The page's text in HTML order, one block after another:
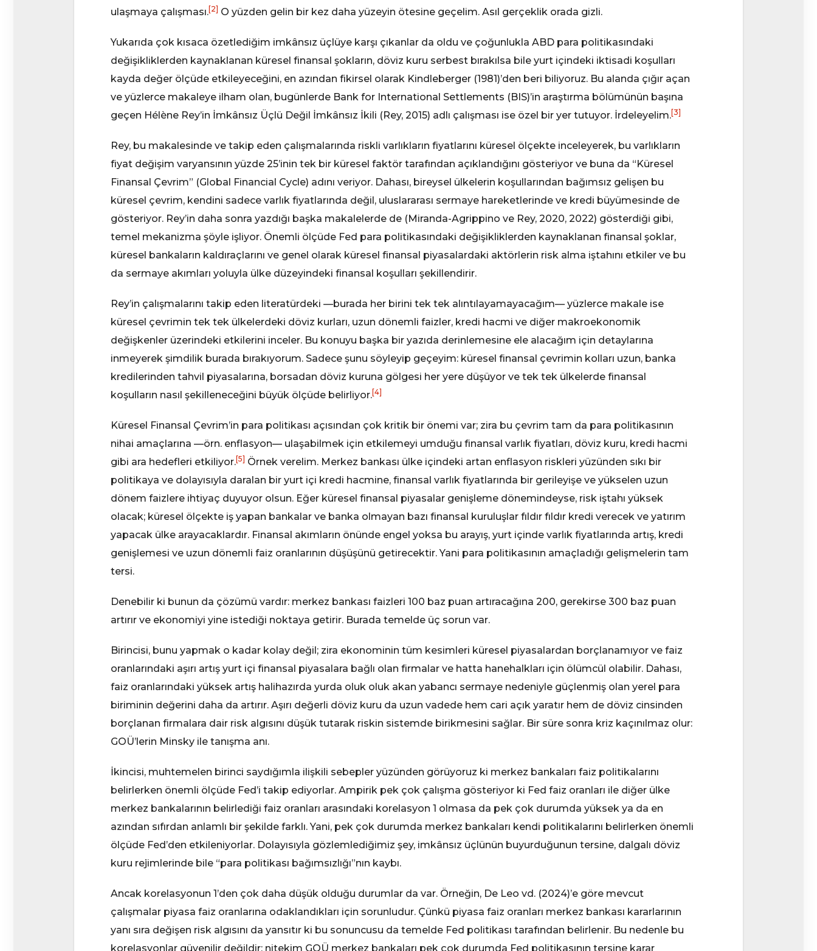
ulaşmaya çalışması.[2] O yüzden gelin bir kez daha yüzeyin ötesine geçelim. Asıl gerçeklik orada gizli.
Yukarıda çok kısaca özetlediğim imkânsız üçlüye karşı çıkanlar da oldu ve çoğunlukla ABD para politikasındaki
değişikliklerden kaynaklanan küresel finansal şokların, döviz kuru serbest bırakılsa bile yurt içindeki iktisadi koşulları
kayda değer ölçüde etkileyeceğini, en azından fikirsel olarak Kindleberger (1981)’den beri biliyoruz. Bu alanda çığır açan
ve yüzlerce makaleye ilham olan, bugünlerde Bank for International Settlements (BIS)’in araştırma bölümünün başına
geçen Hélène Rey’in İmkânsız Üçlü Değil İmkânsız İkili (Rey, 2015) adlı çalışması ise özel bir yer tutuyor. İrdeleyelim.[3]
Rey, bu makalesinde ve takip eden çalışmalarında riskli varlıkların fiyatlarını küresel ölçekte inceleyerek, bu varlıkların
fiyat değişim varyansının yüzde 25’inin tek bir küresel faktör tarafından açıklandığını gösteriyor ve buna da “Küresel
Finansal Çevrim” (Global Financial Cycle) adını veriyor. Dahası, bireysel ülkelerin koşullarından bağımsız gelişen bu
küresel çevrim, kendini sadece varlık fiyatlarında değil, uluslararası sermaye hareketlerinde ve kredi büyümesinde de
gösteriyor. Rey’in daha sonra yazdığı başka makalelerde de (Miranda-Agrippino ve Rey, 2020, 2022) gösterdiği gibi,
temel mekanizma şöyle işliyor. Önemli ölçüde Fed para politikasındaki değişikliklerden kaynaklanan finansal şoklar,
küresel bankaların kaldıraçlarını ve genel olarak küresel finansal piyasalardaki aktörlerin risk alma iştahını etkiler ve bu
da sermaye akımları yoluyla ülke düzeyindeki finansal koşulları şekillendirir.
Rey’in çalışmalarını takip eden literatürdeki —burada her birini tek tek alıntılayamayacağım— yüzlerce makale ise
küresel çevrimin tek tek ülkelerdeki döviz kurları, uzun dönemli faizler, kredi hacmi ve diğer makroekonomik
değişkenler üzerindeki etkilerini inceler. Bu konuyu başka bir yazıda derinlemesine ele alacağım için detaylarına
inmeyerek şimdilik burada bırakıyorum. Sadece şunu söyleyip geçeyim: küresel finansal çevrimin kolları uzun, banka
kredilerinden tahvil piyasalarına, borsadan döviz kuruna gölgesi her yere düşüyor ve tek tek ülkelerde finansal
koşulların nasıl şekilleneceğini büyük ölçüde belirliyor.[4]
Küresel Finansal Çevrim’in para politikası açısından çok kritik bir önemi var; zira bu çevrim tam da para politikasının
nihai amaçlarına —örn. enflasyon— ulaşabilmek için etkilemeyi umduğu finansal varlık fiyatları, döviz kuru, kredi hacmi
gibi ara hedefleri etkiliyor.[5] Örnek verelim. Merkez bankası ülke içindeki artan enflasyon riskleri yüzünden sıkı bir
politikaya ve dolayısıyla daralan bir yurt içi kredi hacmine, finansal varlık fiyatlarında bir gerileyişe ve yükselen uzun
dönem faizlere ihtiyaç duyuyor olsun. Eğer küresel finansal piyasalar genişleme dönemindeyse, risk iştahı yüksek
olacak; küresel ölçekte iş yapan bankalar ve banka olmayan bazı finansal kuruluşlar fıldır fıldır kredi verecek ve yatırım
yapacak ülke arayacaklardır. Finansal akımların önünde engel yoksa bu arayış, yurt içinde varlık fiyatlarında artış, kredi
genişlemesi ve uzun dönemli faiz oranlarının düşüşünü getirecektir. Yani para politikasının amaçladığı gelişmelerin tam
tersi.
Denebilir ki bunun da çözümü vardır: merkez bankası faizleri 100 baz puan artıracağına 200, gerekirse 300 baz puan
artırır ve ekonomiyi yine istediği noktaya getirir. Burada temelde üç sorun var.
Birincisi, bunu yapmak o kadar kolay değil; zira ekonominin tüm kesimleri küresel piyasalardan borçlanamıyor ve faiz
oranlarındaki aşırı artış yurt içi finansal piyasalara bağlı olan firmalar ve hatta hanehalkları için ölümcül olabilir. Dahası,
faiz oranlarındaki yüksek artış halihazırda yurda oluk oluk akan yabancı sermaye nedeniyle güçlenmiş olan yerel para
biriminin değerini daha da artırır. Aşırı değerli döviz kuru da uzun vadede hem cari açık yaratır hem de döviz cinsinden
borçlanan firmalara dair risk algısını düşük tutarak riskin sistemde birikmesini sağlar. Bir süre sonra kriz kaçınılmaz olur:
GOÜ’lerin Minsky ile tanışma anı.
İkincisi, muhtemelen birinci saydığımla ilişkili sebepler yüzünden görüyoruz ki merkez bankaları faiz politikalarını
belirlerken önemli ölçüde Fed’i takip ediyorlar. Ampirik pek çok çalışma gösteriyor ki Fed faiz oranları ile diğer ülke
merkez bankalarının belirlediği faiz oranları arasındaki korelasyon 1 olmasa da pek çok durumda yüksek ya da en
azından sıfırdan anlamlı bir şekilde farklı. Yani, pek çok durumda merkez bankaları kendi politikalarını belirlerken önemli
ölçüde Fed’den etkileniyorlar. Dolayısıyla gözlemlediğimiz şey, imkânsız üçlünün buyurduğunun tersine, dalgalı döviz
kuru rejimlerinde bile “para politikası bağımsızlığı”nın kaybı.
Ancak korelasyonun 1’den çok daha düşük olduğu durumlar da var. Örneğin, De Leo vd. (2024)’e göre mevcut
çalışmalar piyasa faiz oranlarına odaklandıkları için sorunludur. Çünkü piyasa faiz oranları merkez bankası kararlarının
yanı sıra değişen risk algısını da yansıtır ki bu sonuncusu da temelde Fed politikası tarafından belirlenir. Bu nedenle bu
korelasyonlar güvenilir değildir; nitekim GOÜ merkez bankaları pek çok durumda Fed politikasının tersine karar